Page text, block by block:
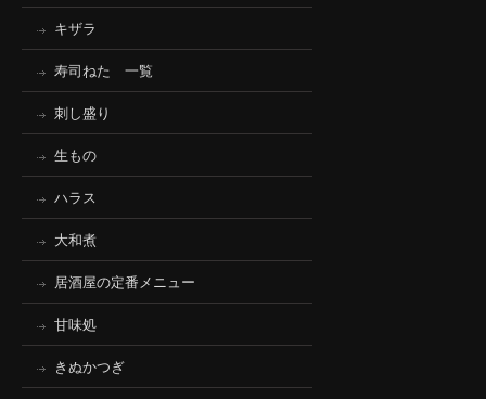
キザラ
寿司ねた 一覧
刺し盛り
生もの
ハラス
大和煮
居酒屋の定番メニュー
甘味処
きぬかつぎ